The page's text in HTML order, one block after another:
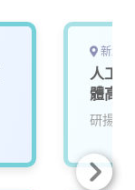
新北
人工
體高
研揚科